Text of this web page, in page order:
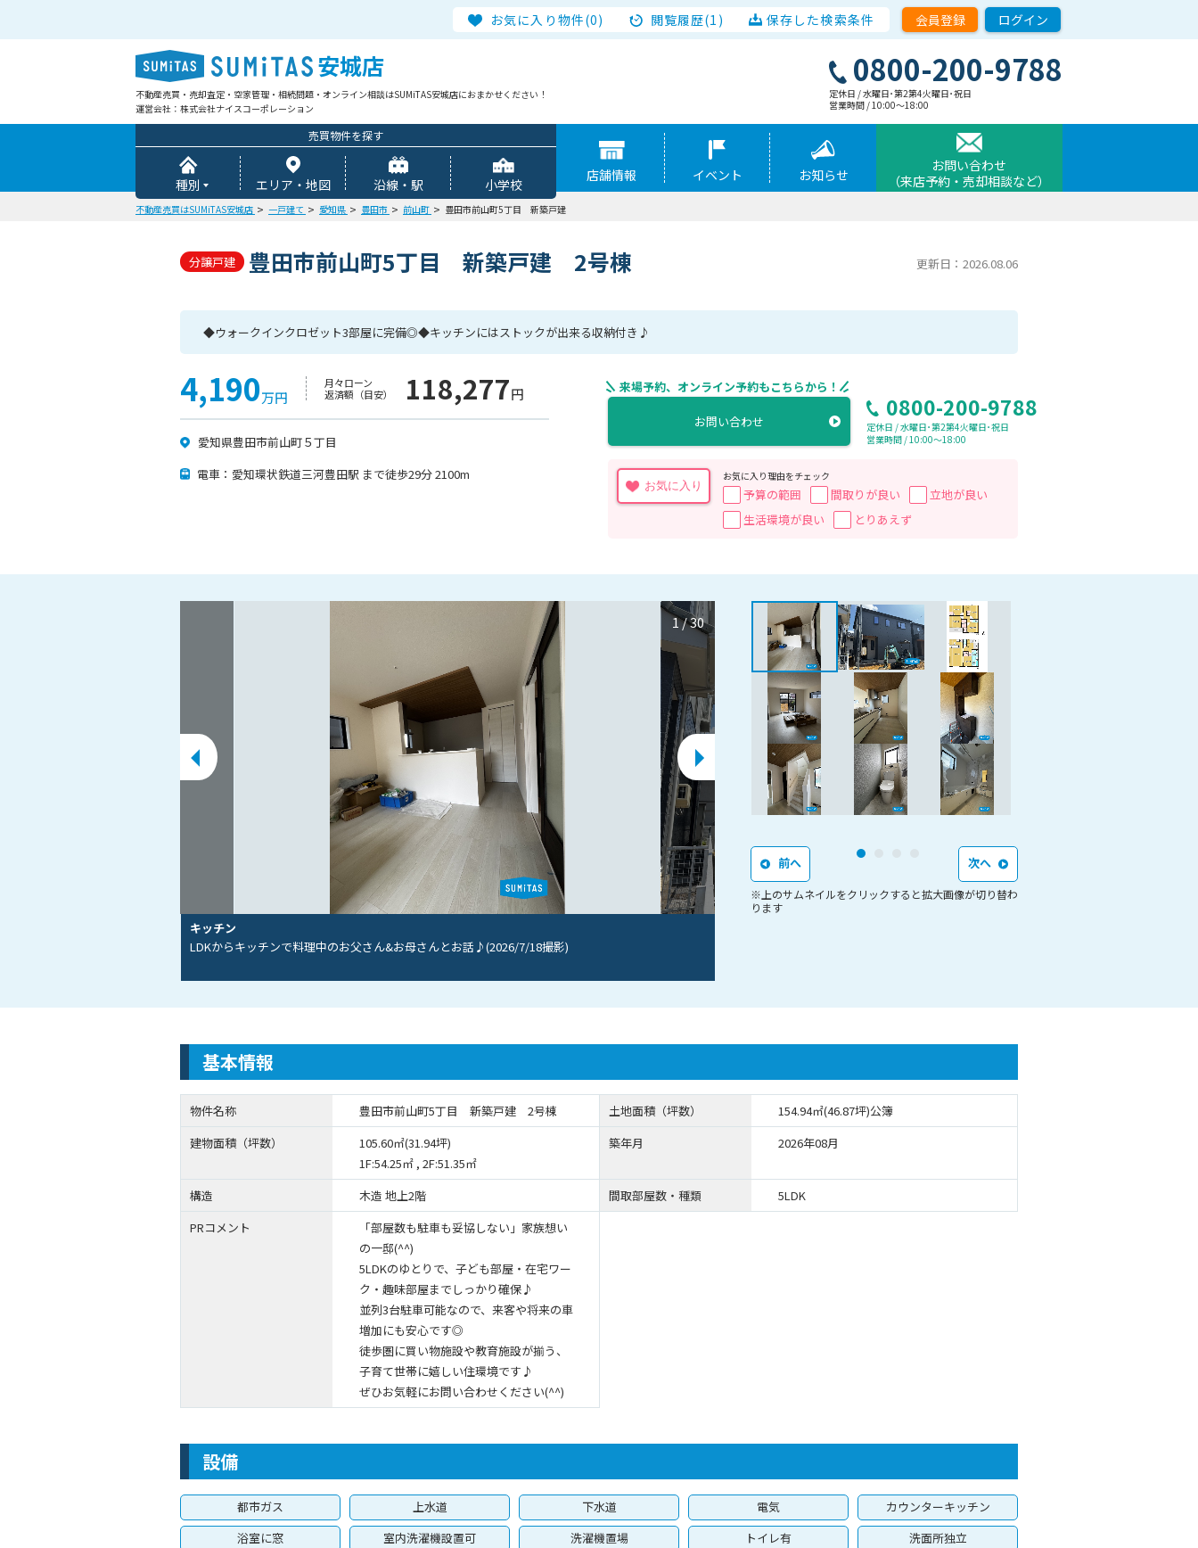
お気に入り物件(0) 閲覧履歴(1) 保存した検索条件 会員登録 ログイン
安城店
不動産売買・売却査定・空家管理・相続問題・オンライン相談はSUMiTAS安城店におまかせください！
運営会社：株式会社ナイスコーポレーション
0800-200-9788
定休日 / 水曜日･第2第4火曜日･祝日
営業時間 / 10:00〜18:00
売買物件を探す
種別 エリア・地図 沿線・駅 小学校
店舗情報 イベント お知らせ
お問い合わせ
（来店予約・売却相談など）
不動産売買はSUMiTAS安城店 一戸建て 愛知県 豊田市 前山町 豊田市前山町5丁目 新築戸建
分譲戸建 豊田市前山町5丁目 新築戸建 2号棟 更新日：2026.08.06
キッチン
LDKからキッチンで料理中のお父さん&お母さんとお話♪(2026/7/18撮影)
1/30
前へ 次へ
※上のサムネイルをクリックすると拡大画像が切り替わ
ります
◆ウォークインクロゼット3部屋に完備◎◆キッチンにはストックが出来る収納付き♪
4,190万円
月々ローン
返済額（目安）
118,277円
愛知県豊田市前山町５丁目
電車：愛知環状鉄道三河豊田駅 まで徒歩29分 2100m
来場予約、オンライン予約もこちらから！
お問い合わせ 0800-200-9788
定休日 / 水曜日･第2第4火曜日･祝日
営業時間 / 10:00〜18:00
お気に入り
お気に入り理由をチェック
予算の範囲 間取りが良い
立地が良い
生活環境が良い
とりあえず
基本情報
物件名称 豊田市前山町5丁目 新築戸建 2号棟 土地面積（坪数）
154.94㎡(46.87坪)公簿
建物面積（坪数）
105.60㎡(31.94坪)
1F:54.25㎡ , 2F:51.35㎡
築年月 2026年08月
構造 木造 地上2階 間取部屋数・種類
5LDK
PRコメント
「部屋数も駐車も妥協しない」家族想い
の一邸(^^)
5LDKのゆとりで、子ども部屋・在宅ワー
ク・趣味部屋までしっかり確保♪
並列3台駐車可能なので、来客や将来の車
増加にも安心です◎
徒歩圏に買い物施設や教育施設が揃う、
子育て世帯に嬉しい住環境です♪
ぜひお気軽にお問い合わせください(^^)
設備
都市ガス 上水道 下水道 電気
カウンターキッチン
浴室に窓
室内洗濯機設置可 洗濯機置場 トイレ有
洗面所独立